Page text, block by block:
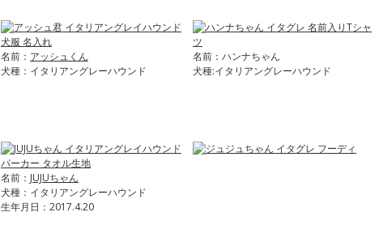
名前： アッシュくん
犬種：イタリアングレーハウンド
名前：ハンナちゃん
犬種:イタリアングレーハウンド
名前： JUJUちゃん
犬種：イタリアングレーハウンド
生年月日：2017.4.20